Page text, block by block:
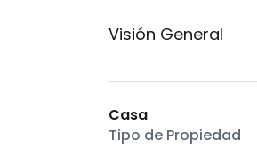
Visión General
Casa
Tipo de Propiedad